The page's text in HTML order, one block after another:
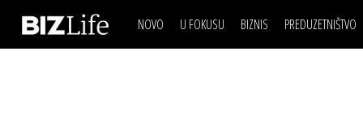
NOVO U FOKUSU BIZNIS PREDUZETNIŠTVO
IZJAVA DANABIZNIS SCENA
BREND I